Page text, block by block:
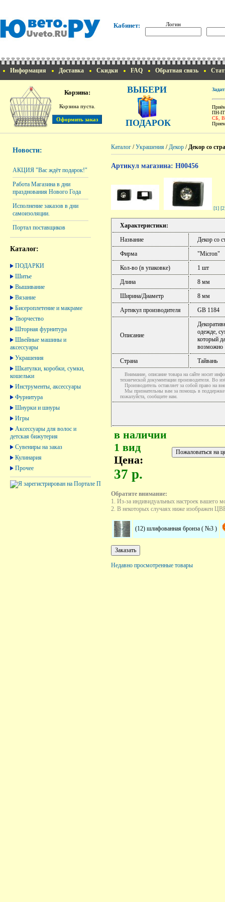
Кабинет: Логин
Информация Доставка Скидки FAQ Обратная связь
Корзина:
Корзина пуста.
ВЫБЕРИ
ПОДАРОК
ПН-
СБ,
Новости:
АКЦИЯ "Вас ждёт подарок!"
Работа Магазина в дни
празднования Нового Года
Исполнение заказов в дни
самоизоляции.
Портал поставщиков
Каталог:
ПОДАРКИ
Шитье
Вышивание
Вязание
Бисероплетение и макраме
Творчество
Шторная фурнитура
Швейные машины и
аксессуары
Украшения
Шкатулки, коробки, сумки,
кошельки
Инструменты, аксессуары
Фурнитура
Шнурки и шнуры
Игры
Аксессуары для волос и
детская бижутерия
Сувениры на заказ
Кулинария
Прочее
Каталог /Украшения /Декор /Декор со
Артикул магазина: H00456
[1]
Характеристики:
Название
Декор со
Фирма
"Micron"
Кол-во (в упаковке)
1 шт
Длина
8 мм
Ширина/Диаметр
8 мм
Артикул производителя
GB 1184
Описание
одежде,
который
возможно
Страна
Тайвань
Внимание, описание товара на сайте носит
технической документации производителя. Во
Производитель оставляет за собой право на
Мы признательны вам за помощь в поддержке
пожалуйста, сообщите нам.
в наличии
1 вид
Цена:
37 р.
Обратите внимание:
1. Из-за индивидуальных настроек вашего
2. В некоторых случаях ниже изображен
(12) шлифованная бронза ( №3 )
Недавно просмотренные товары